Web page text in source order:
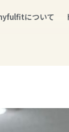
について